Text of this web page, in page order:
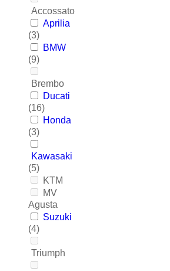
Accossato
Aprilia
(3)
BMW
(9)
Brembo
Ducati
(16)
Honda
(3)
Kawasaki
(5)
KTM
MV
Agusta
Suzuki
(4)
Triumph